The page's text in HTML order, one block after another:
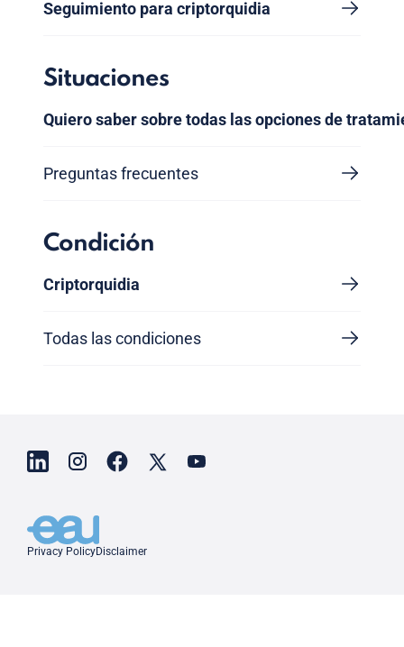
Seguimiento para criptorquidia
Situaciones
Quiero saber sobre todas las opciones de
Preguntas frecuentes
Condición
Criptorquidia
Todas las condiciones
Privacy PolicyDisclaimer